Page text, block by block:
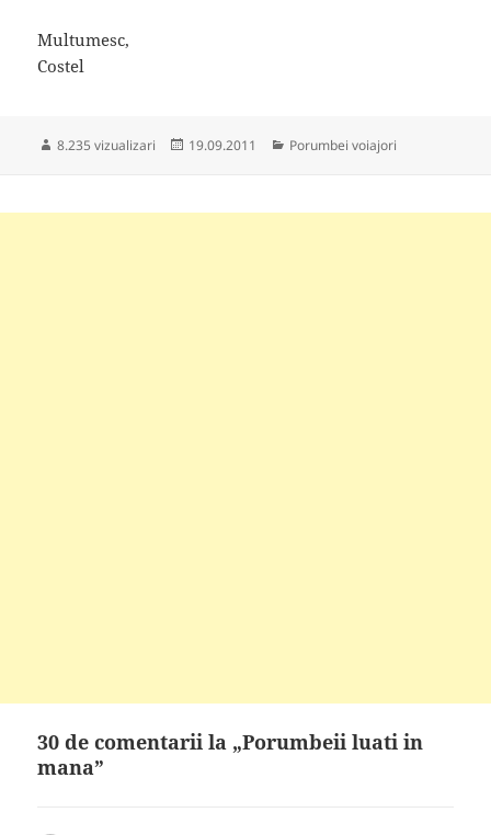
Multumesc,
Costel
8.235 vizualizari
Publicat
19.09.2011 Categorii
Porumbei voiajori
30 de comentarii la „Porumbeii luati in
mana”